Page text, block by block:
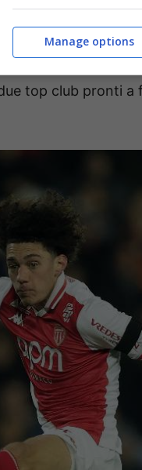
, trequartista
grandi giocate.
strada può
top club pronti a
Manage options